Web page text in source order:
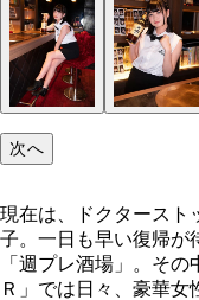
現在は、
日も早い復
次へ
現在は、ドクタースト
子。一日も早い復帰が
「週プレ酒場」。そ
Ｒ」では日々、豪華女